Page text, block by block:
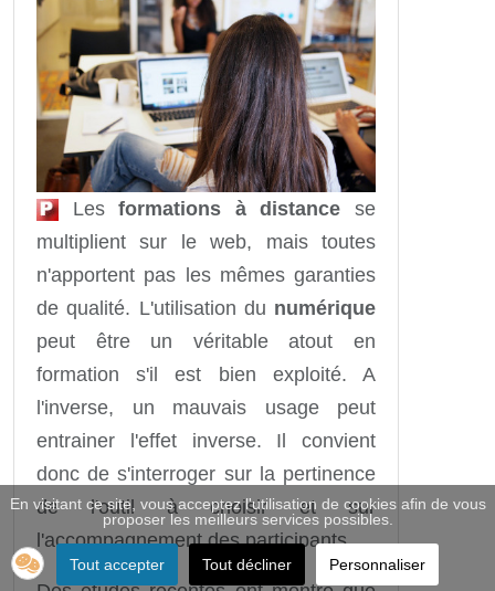
Lesformations à distance se
multiplient sur le web, mais toutes
n'apportent pas les mêmes garanties
de qualité. L'utilisation du numérique
peut être un véritable atout en
formation s'il est bien exploité. A
l'inverse, un mauvais usage peut
entrainer l'effet inverse. Il convient
donc de s'interroger sur la pertinence
de l'outil à choisir et sur
l'accompagnement des participants.
En visitant ce site, vous acceptez l'utilisation de cookies afin de vous
proposer les meilleurs services possibles.
Tout accepter Tout décliner Personnaliser